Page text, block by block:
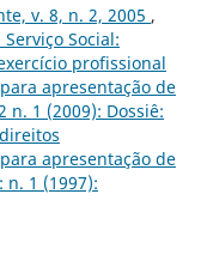
v. 8, n. 2, 2005 ,
Social:
profissional
apresentação de
n. 1 (2009): Dossiê:
apresentação de
n. 1 (1997):